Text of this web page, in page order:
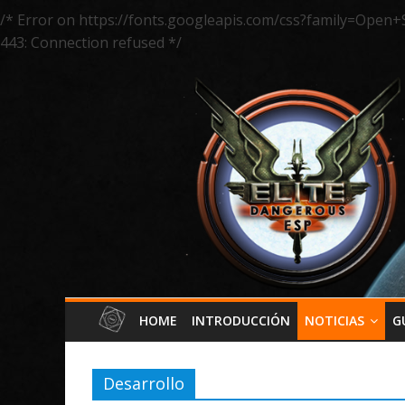
/* Error on https://fonts.googleapis.com/
443: Connection refused */
HOME INTRODUCCIÓN NOTICIAS
Desarrollo